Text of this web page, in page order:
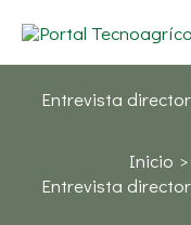
contenido
Entrevista
Inicio
Entrevista